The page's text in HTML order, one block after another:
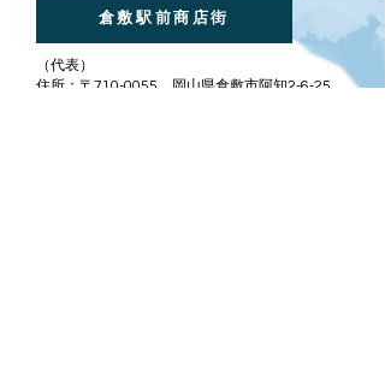
倉敷駅前商店街
​（代表）
住所：〒710-0055 岡山県倉敷市阿知2-6-25